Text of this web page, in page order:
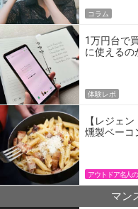
コラム
1万円台で
に使えるの
体験レポ
【レジェ
燻製ベーコ
アウトドア名人
マン